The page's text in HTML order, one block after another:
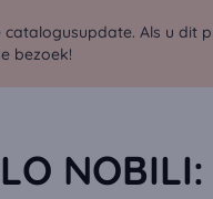
Als u dit
bezoek!